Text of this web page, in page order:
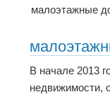
В начале 2013
недвижимости,